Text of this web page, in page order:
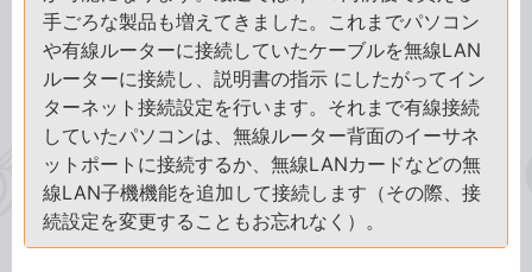
手ごろな製品も増えてきました。これまでパソコン
や有線ルーターに接続していたケーブルを無線LAN
ルーターに接続し、説明書の指示 にしたがってイン
ターネット接続設定を行います。それまで有線接続
していたパソコンは、無線ルーター背面のイーサネ
ットポートに接続するか、無線LANカードなどの無
線LAN子機機能を追加して接続します（その際、接
続設定を変更することもお忘れなく）。